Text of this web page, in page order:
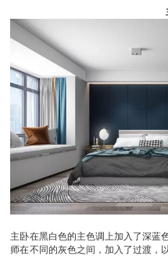
主卧在黑白色的主色调上加入了深蓝
师在不同的灰色之间，加入了过渡，